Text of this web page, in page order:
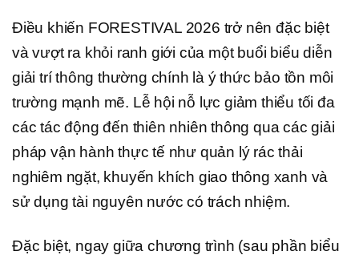
Điều khiến FORESTIVAL 2026 trở nên đặc biệt
và vượt ra khỏi ranh giới của một buổi biểu diễn
giải trí thông thường chính là ý thức bảo tồn môi
trường mạnh mẽ. Lễ hội nỗ lực giảm thiểu tối đa
các tác động đến thiên nhiên thông qua các giải
pháp vận hành thực tế như quản lý rác thải
nghiêm ngặt, khuyến khích giao thông xanh và
sử dụng tài nguyên nước có trách nhiệm.
Đặc biệt, ngay giữa chương trình (sau phần biểu